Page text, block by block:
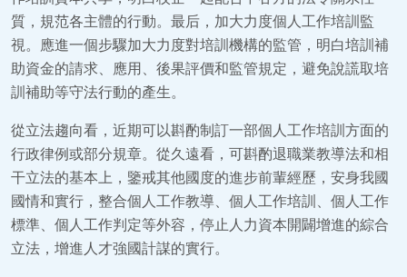
質，規范各主體的行動。最后，加大力度個人工作培訓監
視。應進一個步驟加大力度對培訓機構的監管，明白培訓補
助資金的請求、應用、後果評價和監管規定，避免說謊取培
訓補助等守法行動的產生。
從立法趨向看，近期可以斟酌制訂一部個人工作培訓方面的
行政律例或部分規章。從久遠看，可斟酌退職業教導法和相
干立法的基本上，鑒戒其他國度的進步前輩經歷，安身我國
國情和實行，整合個人工作教導、個人工作培訓、個人工作
標準、個人工作判定等外容，停止人力資本開闢增進的綜合
立法，增進人才強國計謀的實行。